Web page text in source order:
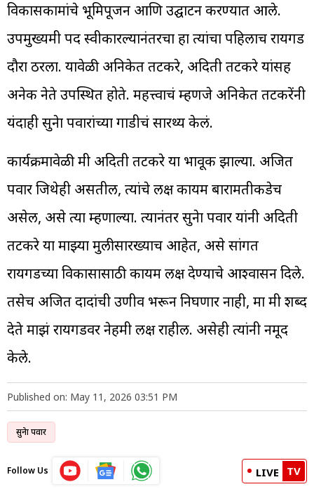
विकासकामांचे भूमिपूजन आणि उद्घाटन करण्यात आले.
उपमुख्यमंत्री पद स्वीकारल्यानंतरचा हा त्यांचा पहिलाच रायगड
दौरा ठरला. यावेळी अनिकेत तटकरे, अदिती तटकरे यांसह
अनेक नेते उपस्थित होते. महत्त्वाचं म्हणजे अनिकेत तटकरेंनी
यंदाही सुनेत्रा पवारांच्या गाडीचं सारथ्य केलं.
कार्यक्रमावेळी मंत्री अदिती तटकरे या भावूक झाल्या. अजित
पवार जिथेही असतील, त्यांचे लक्ष कायम बारामतीकडेच
असेल, असे त्या म्हणाल्या. त्यानंतर सुनेत्रा पवार यांनी अदिती
तटकरे या माझ्या मुलीसारख्याच आहेत, असे सांगत
रायगडच्या विकासासाठी कायम लक्ष देण्याचे आश्वासन दिले.
तसेच अजित दादांची उणीव भरून निघणार नाही, मात्र मी शब्द
देते माझं रायगडवर नेहमी लक्ष राहील. असेही त्यांनी नमूद
केले.
Published on: May 11, 2026 03:51 PM
सुनेत्रा पवार
Follow Us LIVE TV